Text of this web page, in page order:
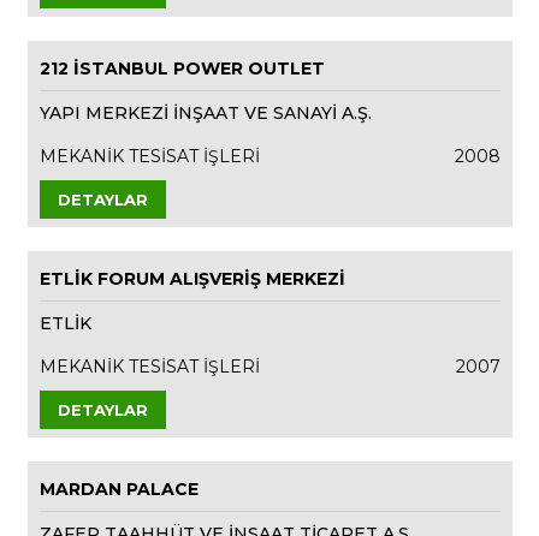
212 İSTANBUL POWER OUTLET
YAPI MERKEZİ İNŞAAT VE SANAYİ A.Ş.
MEKANİK TESİSAT İŞLERİ
2008
DETAYLAR
ETLİK FORUM ALIŞVERİŞ MERKEZİ
ETLİK
MEKANİK TESİSAT İŞLERİ
2007
DETAYLAR
MARDAN PALACE